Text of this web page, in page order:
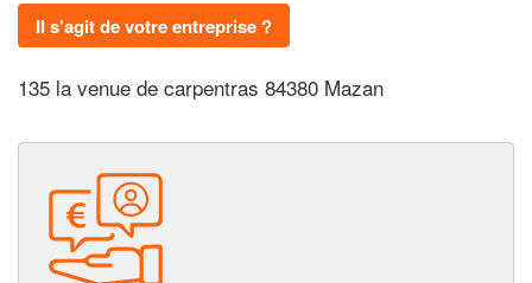
Il s'agit de votre entreprise ?
135 la venue de carpentras 84380 Mazan